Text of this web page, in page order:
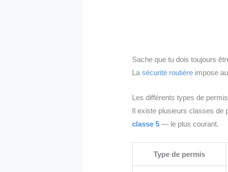
Sache que tu dois toujours
Lasécurité routière impose
Les différents types de
Il existe plusieurs classes de
classe 5 — le plus courant.
Type de permis